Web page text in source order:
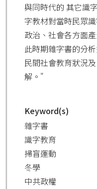
與同時代的 其它識
字教材對當時民眾
政治、社會各方面
此時期雜字書的分
民間社會教育狀況
解。"
Keyword(s)
雜字書
識字教育
掃盲運動
冬學
中共政權